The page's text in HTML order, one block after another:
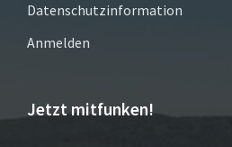
Datenschutzinformation
Anmelden
Jetzt mitfunken!